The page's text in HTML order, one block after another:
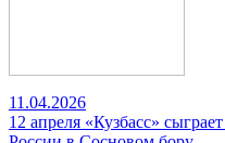
11.04.2026
12 апреля «Кузбасс»